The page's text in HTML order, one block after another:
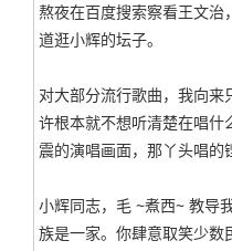
熬夜在百度搜索察看王文治
道逛小辉的坛子。
对大部分流行歌曲，我向
许根本就不想听清楚在唱什
震的演唱画面，那丫头唱的
小辉同志，毛 ~煮西~ 教导
族是一家。你肆意取笑少数